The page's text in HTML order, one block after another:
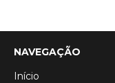
NAVEGAÇÃO
Início